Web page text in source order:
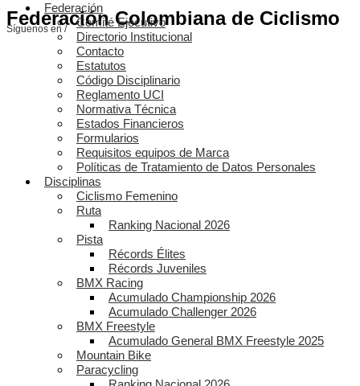
Federación Colombiana de Ciclismo
Síguenos en /
Federación
Comité Ejecutivo
Directorio Institucional
Contacto
Estatutos
Código Disciplinario
Reglamento UCI
Normativa Técnica
Estados Financieros
Formularios
Requisitos equipos de Marca
Políticas de Tratamiento de Datos Personales
Disciplinas
Ciclismo Femenino
Ruta
Ranking Nacional 2026
Pista
Récords Élites
Récords Juveniles
BMX Racing
Acumulado Championship 2026
Acumulado Challenger 2026
BMX Freestyle
Acumulado General BMX Freestyle 2025
Mountain Bike
Paracycling